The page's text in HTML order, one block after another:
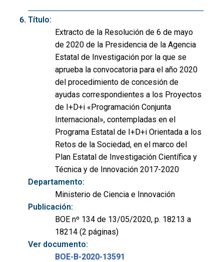
Título:
Extracto de la Resolución de 6 de mayo
de 2020 de la Presidencia de la Agencia
Estatal de Investigación por la que se
aprueba la convocatoria para el año 2020
del procedimiento de concesión de
ayudas correspondientes a los Proyectos
de I+D+i «Programación Conjunta
Internacional», contempladas en el
Programa Estatal de I+D+i Orientada a los
Retos de la Sociedad, en el marco del
Plan Estatal de Investigación Científica y
Técnica y de Innovación 2017-2020
Departamento:
Ministerio de Ciencia e Innovación
Publicación:
BOE nº 134 de 13/05/2020, p. 18213 a
18214 (2 páginas)
Ver documento:
BOE-B-2020-13591